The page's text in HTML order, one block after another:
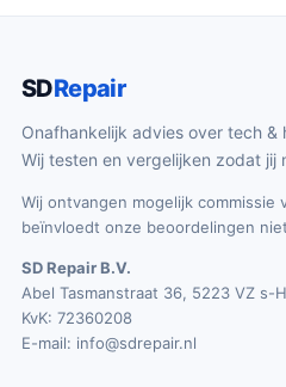
SDRepair
Onafhankelijk advies over tech &
Wij testen en vergelijken zodat jij
Wij ontvangen mogelijk commissie
beïnvloedt onze beoordelingen
SD Repair B.V.
Abel Tasmanstraat 36, 5223 VZ s-
KvK: 72360208
E-mail: info@sdrepair.nl